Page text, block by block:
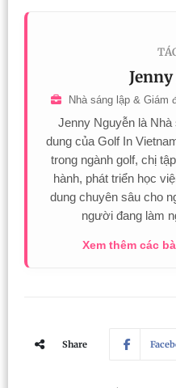
Nhà sáng lập & Giám
Jenny Nguyễn là
dung của Golf In
trong ngành golf, chị
hành, phát triển học
dung chuyên sâu cho
người đang làm
Xem thêm các
Share